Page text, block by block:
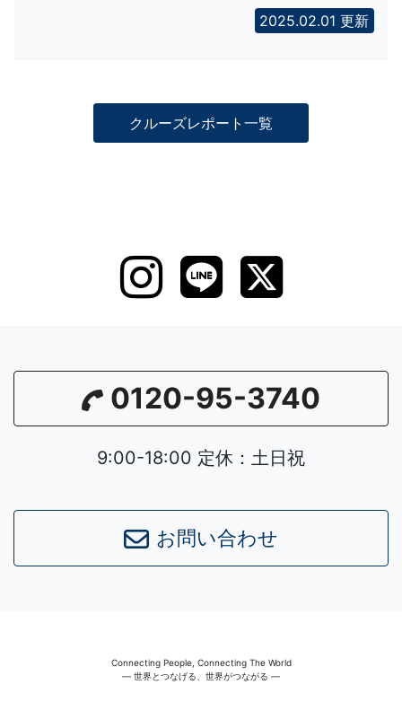
2025.02.01 更新
クルーズレポート一覧
0120-95-3740
9:00-18:00 定休：土日祝
お問い合わせ
Connecting People, Connecting The World
― 世界とつなげる、世界がつながる ―